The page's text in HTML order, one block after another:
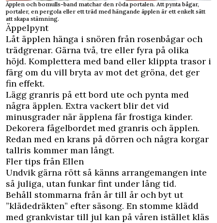
Äpplen och bomulls-band matchar den röda portalen. Att pynta bågar,
portaler, en pergola eller ett träd med hängande äpplen är ett enkelt sätt
att skapa stämning.
Äppelpynt
Låt äpplen hänga i snören från rosenbågar och
trädgrenar. Gärna två, tre eller fyra på olika
höjd. Komplettera med band eller klippta trasor i
färg om du vill bryta av mot det gröna, det ger
fin effekt.
Lägg granris på ett bord ute och pynta med
några äpplen. Extra vackert blir det vid
minusgrader när äpplena får frostiga kinder.
Dekorera fågelbordet med granris och äpplen.
Redan med en krans på dörren och några korgar
tallris kommer man långt.
Fler tips från Ellen
Undvik gärna rött så känns arrangemangen inte
så juliga, utan funkar fint under lång tid.
Behåll stommarna från år till år och byt ut
”klädedräkten” efter säsong. En stomme klädd
med grankvistar till jul kan på våren istället kläs